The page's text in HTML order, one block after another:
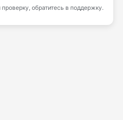
обратитесь в поддержку.